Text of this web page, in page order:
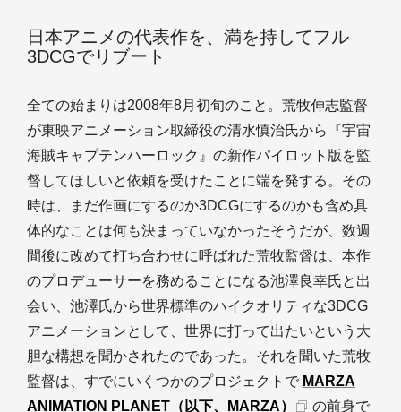
日本アニメの代表作を、満を持してフル
3DCGでリブート
全ての始まりは2008年8月初旬のこと。荒牧伸志監督
が東映アニメーション取締役の清水慎治氏から『宇宙
海賊キャプテンハーロック』の新作パイロット版を監
督してほしいと依頼を受けたことに端を発する。その
時は、まだ作画にするのか3DCGにするのかも含め具
体的なことは何も決まっていなかったそうだが、数週
間後に改めて打ち合わせに呼ばれた荒牧監督は、本作
のプロデューサーを務めることになる池澤良幸氏と出
会い、池澤氏から世界標準のハイクオリティな3DCG
アニメーションとして、世界に打って出たいという大
胆な構想を聞かされたのであった。それを聞いた荒牧
監督は、すでにいくつかのプロジェクトで MARZA
ANIMATION PLANET（以下、MARZA）
の前身で